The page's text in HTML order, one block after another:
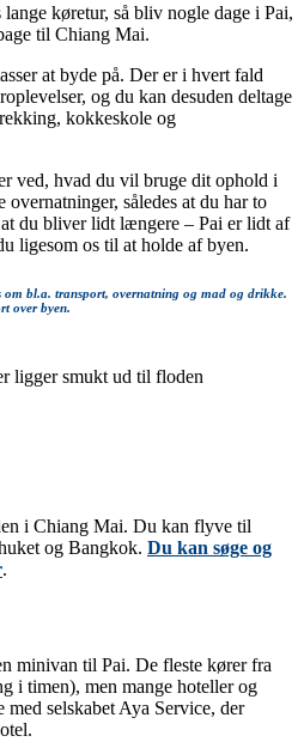
køretur, så bliv nogle dage i Pai,
til Chiang Mai.
at byde på. Der er i hvert fald
og du kan desuden deltage
kokkeskole og
ved, hvad du vil bruge dit ophold i
således at du har to
du bliver lidt længere – Pai er lidt af
ligesom os til at holde af byen.
bl.a. transport, overnatning og mad og drikke.
over byen.
ligger smukt ud til floden
i Chiang Mai. Du kan flyve til
og Bangkok. Du kan søge og
.
minivan til Pai. De fleste kører fra
i timen), men mange hoteller og
med selskabet Aya Service, der